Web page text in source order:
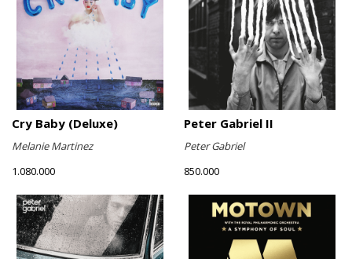
Cry Baby (Deluxe)
Melanie Martinez
1.080.000
Peter Gabriel II
Peter Gabriel
850.000